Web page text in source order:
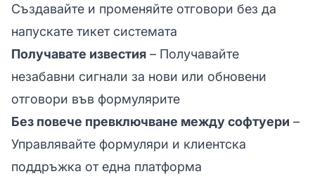
Създавайте и променяйте отговори без да
напускате тикет системата
Получавате известия – Получавайте
незабавни сигнали за нови или обновени
отговори във формулярите
Без повече превключване между софтуери –
Управлявайте формуляри и клиентска
поддръжка от една платформа